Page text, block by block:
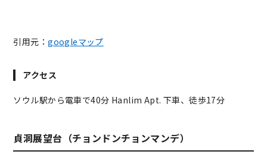
引用元：googleマップ
アクセス
ソウル駅から電車で40分 Hanlim Apt. 下車、徒歩17分
貞洞展望台（チョンドンチョンマンデ）